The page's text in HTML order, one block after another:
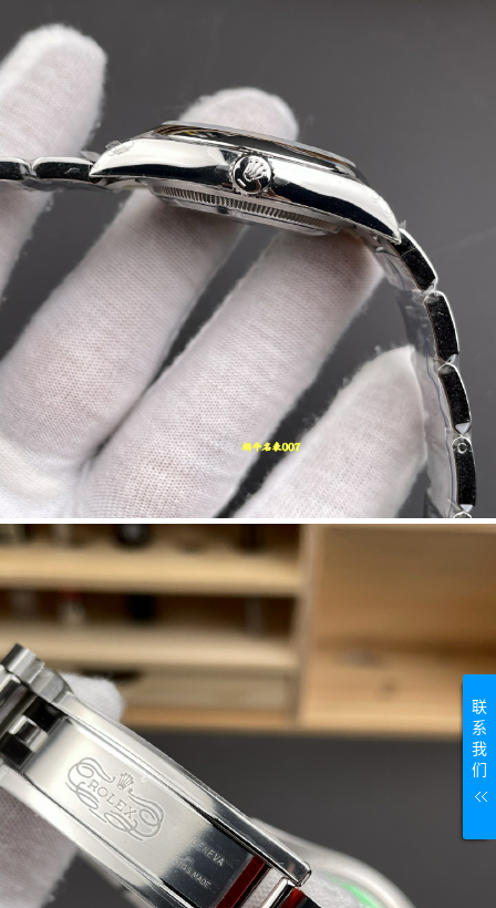
联
系
我
们